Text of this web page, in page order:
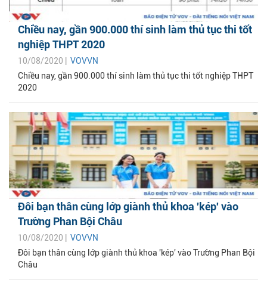
Chiều nay, gần 900.000 thí sinh làm thủ tục thi tốt
nghiệp THPT 2020
10/08/2020 | VOVVN
Chiều nay, gần 900.000 thí sinh làm thủ tục thi tốt nghiệp THPT
2020
Đôi bạn thân cùng lớp giành thủ khoa 'kép' vào
Trường Phan Bội Châu
10/08/2020 | VOVVN
Đôi bạn thân cùng lớp giành thủ khoa 'kép' vào Trường Phan Bội
Châu